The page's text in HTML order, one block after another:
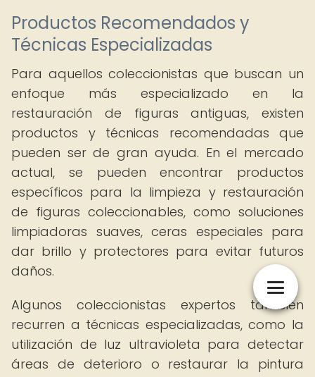
Productos Recomendados y
Técnicas Especializadas
Para aquellos coleccionistas que buscan un
enfoque más especializado en la
restauración de figuras antiguas, existen
productos y técnicas recomendadas que
pueden ser de gran ayuda. En el mercado
actual, se pueden encontrar productos
específicos para la limpieza y restauración
de figuras coleccionables, como soluciones
limpiadoras suaves, ceras especiales para
dar brillo y protectores para evitar futuros
daños.
Algunos coleccionistas expertos también
recurren a técnicas especializadas, como la
utilización de luz ultravioleta para detectar
áreas de deterioro o restaurar la pintura